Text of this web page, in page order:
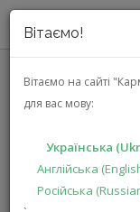
Вітаємо!
Вітаємо на сайті
для вас мову:
Українська
Англійська
Російська
ПРО НАС
АКЦІЇ
РІШЕННЯ
ВИРОБНИКАМ
LEICA
CINE PLAY
ГОЛОВНА